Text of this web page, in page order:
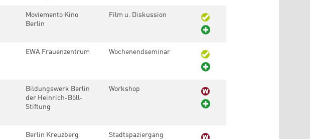
Moviemento Kino
Berlin
Film u. Diskussion
EWA Frauenzentrum Wochenendseminar
Bildungswerk Berlin
der Heinrich-Böll-
Stiftung
Workshop
Berlin Kreuzberg Stadtspaziergang